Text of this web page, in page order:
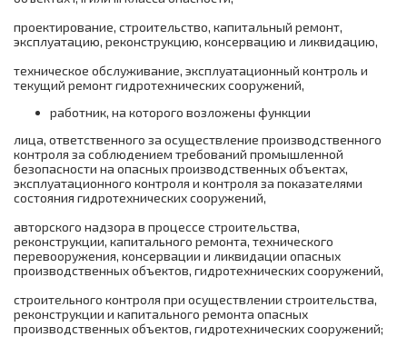
соответствии с нормативными правовыми
актами, содержащими государственные
нормативные требования охраны труда
Безопасные методы и приемы
выполнения работ в ОЗП
нефтегазоперерабатывающей
промышленности
обслуживанию подъемных платформ для
инвалидов (подготовка)
Слесарь по ремонту и техническому
обслуживанию гидрооборудования
грузоподъемных машин (переподготока)
проектирование, строительство, капитальный ремонт,
эксплуатацию, реконструкцию, консервацию и ликвидацию,
техническое обслуживание, эксплуатационный контроль и
текущий ремонт гидротехнических сооружений,
работник, на которого возложены функции
лица, ответственного за осуществление производственного
контроля за соблюдением требований промышленной
безопасности на опасных производственных объектах,
эксплуатационного контроля и контроля за показателями
состояния гидротехнических сооружений,
авторского надзора в процессе строительства,
реконструкции, капитального ремонта, технического
перевооружения, консервации и ликвидации опасных
производственных объектов, гидротехнических сооружений,
строительного контроля при осуществлении строительства,
реконструкции и капитального ремонта опасных
производственных объектов, гидротехнических сооружений;